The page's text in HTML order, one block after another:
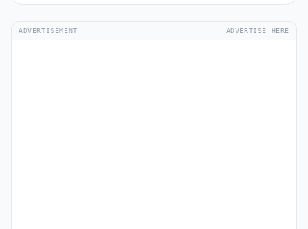
ADVERTISEMENT ADVERTISE HERE